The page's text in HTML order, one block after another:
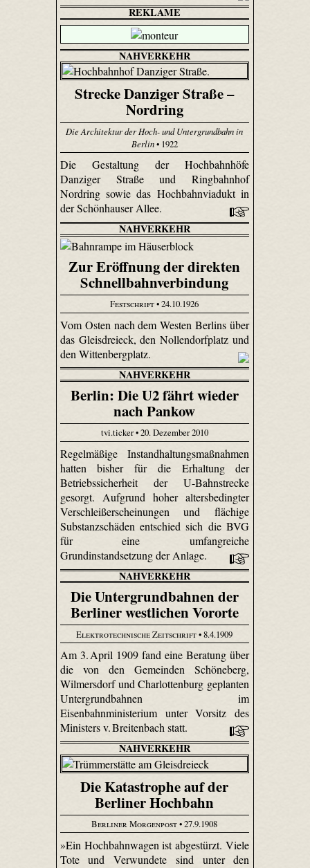
REKLAME
NAHVERKEHR
Strecke Danziger Straße –
Nordring
Die Architektur der Hoch- und Untergrundbahn in
Berlin• 1922
Die Gestaltung der Hochbahnhöfe
Danziger Straße und Ringbahnhof
Nordring sowie das Hochbahnviadukt in
der Schönhauser Allee.
NAHVERKEHR
Zur Eröffnung der direkten
Schnellbahnverbindung
Festschrift• 24.10.1926
Vom Osten nach dem Westen Berlins über
das Gleisdreieck, den Nollendorfplatz und
den Wittenbergplatz.
NAHVERKEHR
Berlin: Die U2 fährt wieder
nach Pankow
tvi.ticker • 20. Dezember 2010
Regelmäßige Instandhaltungsmaßnahmen
hatten bisher für die Erhaltung der
Betriebssicherheit der U-Bahnstrecke
gesorgt. Aufgrund hoher altersbedingter
Verschleißerscheinungen und flächige
Substanzschäden entschied sich die BVG
für eine umfangreiche
Grundinstandsetzung der Anlage.
NAHVERKEHR
Die Untergrundbahnen der
Berliner westlichen Vororte
Elektrotechnische Zeitschrift• 8.4.1909
Am 3. April 1909 fand eine Beratung über
die von den Gemeinden Schöneberg,
Wilmersdorf und Charlottenburg geplanten
Untergrundbahnen im
Eisenbahnministerium unter Vorsitz des
Ministers v. Breitenbach statt.
NAHVERKEHR
Die Katastrophe auf der
Berliner Hochbahn
Berliner Morgenpost• 27.9.1908
»Ein Hochbahnwagen ist abgestürzt. Viele
Tote und Verwundete sind unter den